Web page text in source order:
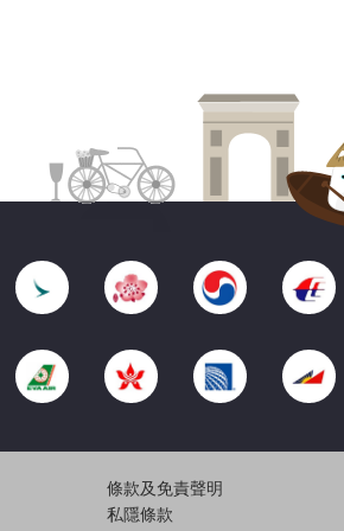
條款及免責聲明
私隱條款